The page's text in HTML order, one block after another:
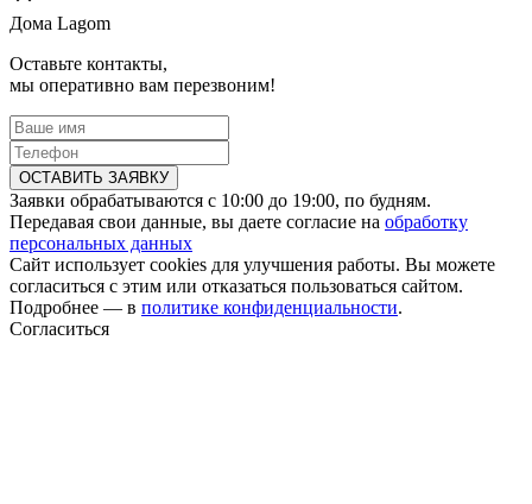
Дома Lagom
Оставьте контакты,
мы оперативно вам перезвоним!
ОСТАВИТЬ ЗАЯВКУ
Заявки обрабатываются с 10:00 до 19:00, по будням.
Передавая свои данные, вы даете согласие на обработку
персональных данных
Сайт использует cookies для улучшения работы. Вы можете
согласиться с этим или отказаться пользоваться сайтом.
Подробнее — в политике конфиденциальности.
Согласиться